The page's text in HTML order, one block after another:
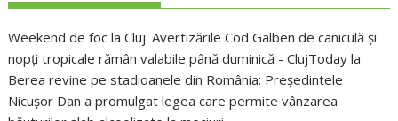
Weekend de foc la Cluj: Avertizările Cod Galben de caniculă și
nopți tropicale rămân valabile până duminică - ClujToday la
Berea revine pe stadioanele din România: Președintele
Nicușor Dan a promulgat legea care permite vânzarea